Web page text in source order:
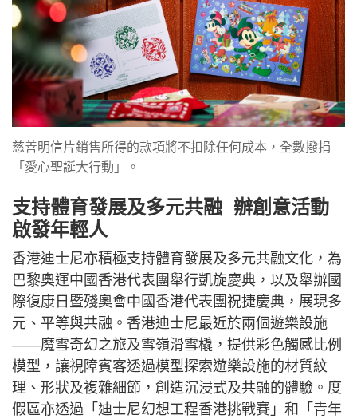
慈善明信片銷售所得的款項將不扣除任何成本，全數撥捐
「愛心聖誕大行動」。
支持體育發展及多元共融 辦創意活動
啟發年輕人
香港迪士尼亦積極支持體育發展及多元共融文化，為
巴黎奧運中國香港代表團舉行凱旋慶典，以及舉辦國
際復康日暨殘奧會中國香港代表團祝捷慶典，展現多
元、平等與共融。香港迪士尼最近於兩個遊樂設施
——魔雪奇幻之旅及雪嶺滑雪橇，提供彩色觸感比例
模型，讓視障賓客透過模型探索遊樂設施的材質紋
理、形狀及複雜細節，創造沉浸式及共融的體驗。度
假區亦透過「迪士尼幻想工程香港挑戰賽」和「青年